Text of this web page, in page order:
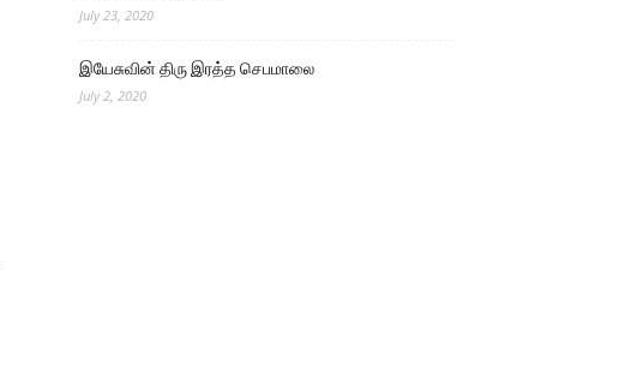
July 23, 2020
இயேசுவின் திரு இரத்த செபமாலை
July 2, 2020